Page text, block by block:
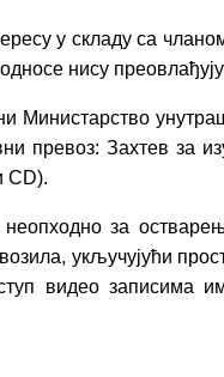
у складу са
нису
Министарство
превоз: Захтев за
CD).
за
укључујући
видео записима